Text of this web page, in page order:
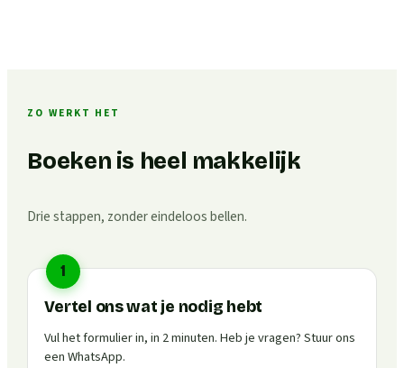
ZO WERKT HET
Boeken is heel makkelijk
Drie stappen, zonder eindeloos bellen.
1
Vertel ons wat je nodig hebt
Vul het formulier in, in 2 minuten. Heb je vragen? Stuur ons
een WhatsApp.